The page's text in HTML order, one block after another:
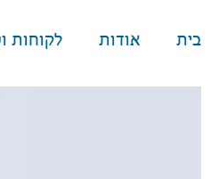
בית אודות לקוחות